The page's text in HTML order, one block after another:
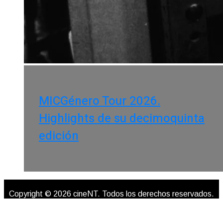
MICGénero Tour 2026.
Highlights de su decimoquinta
edición
Copyright © 2026 cineNT. Todos los derechos reservados.